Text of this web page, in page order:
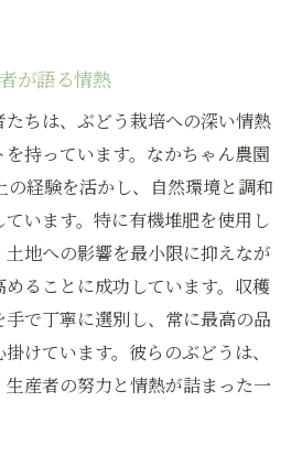
りが生む品質の高さ
れる理由とは
る大分県の豊かな自然と生産
景観が生むぶどう
るぶどうづくりの苦労
農法の重要性
たちと学ぶ自然の恵み
おける生産者の誇り
育む持続可能な農業
販売大分県のエコな取り組み
が語る情熱
ちは、ぶどう栽培への深い情熱
持っています。なかちゃん農園
の経験を活かし、自然環境と調和
ています。特に有機堆肥を使用し
地への影響を最小限に抑えなが
ることに成功しています。収穫
で丁寧に選別し、常に最高の品
けています。彼らのぶどうは、
産者の努力と情熱が詰まった一